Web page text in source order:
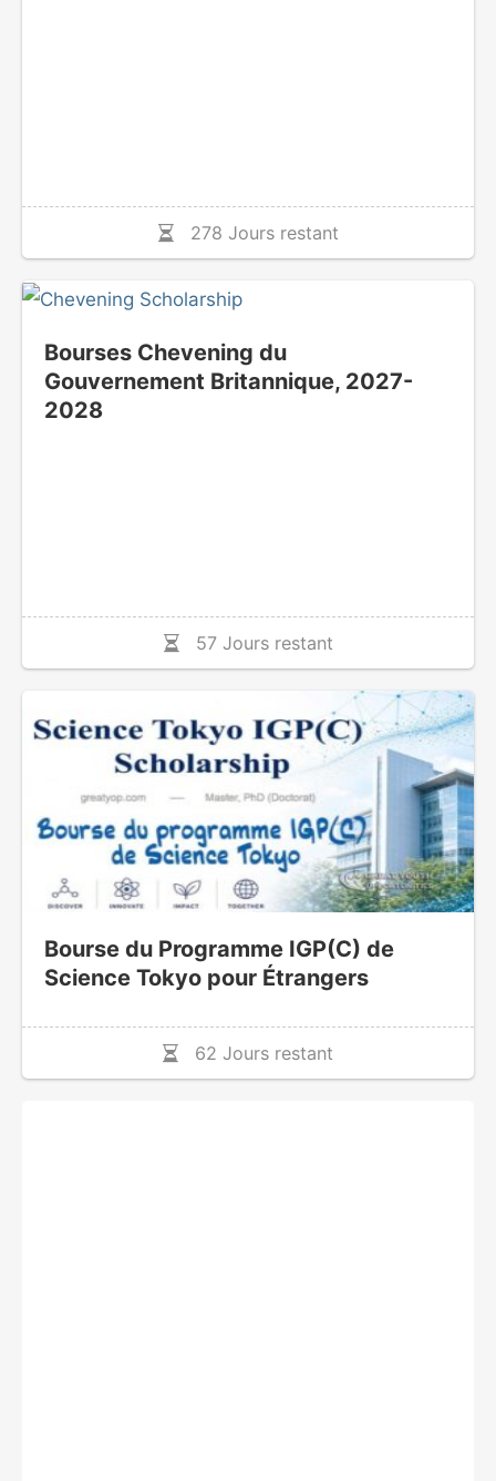
278 Jours restant
Bourses Chevening du
Gouvernement Britannique, 2027-
2028
57 Jours restant
Bourse du Programme IGP(C) de
Science Tokyo pour Étrangers
62 Jours restant